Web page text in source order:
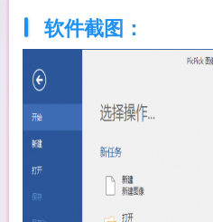
软件截图：